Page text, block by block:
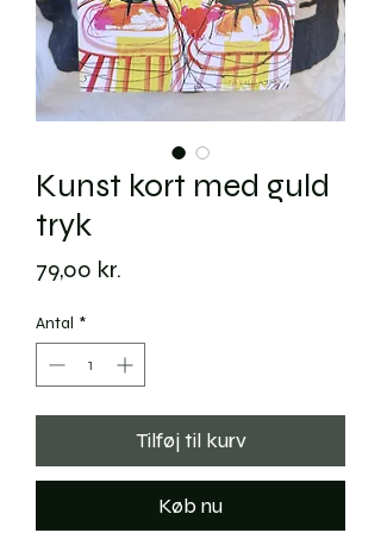
Kunst kort med guld
tryk
79,00 kr.
Antal *
Tilføj til kurv
Køb nu